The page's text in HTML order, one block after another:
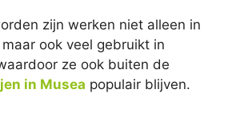
zijn werken niet alleen in
ook veel gebruikt in
ze ook buiten de
in Musea populair blijven.